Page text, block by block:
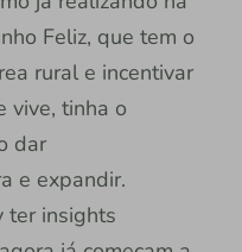
Feliz, que tem o
rural e incentivar
vive, tinha o
dar
e expandir.
ter insights